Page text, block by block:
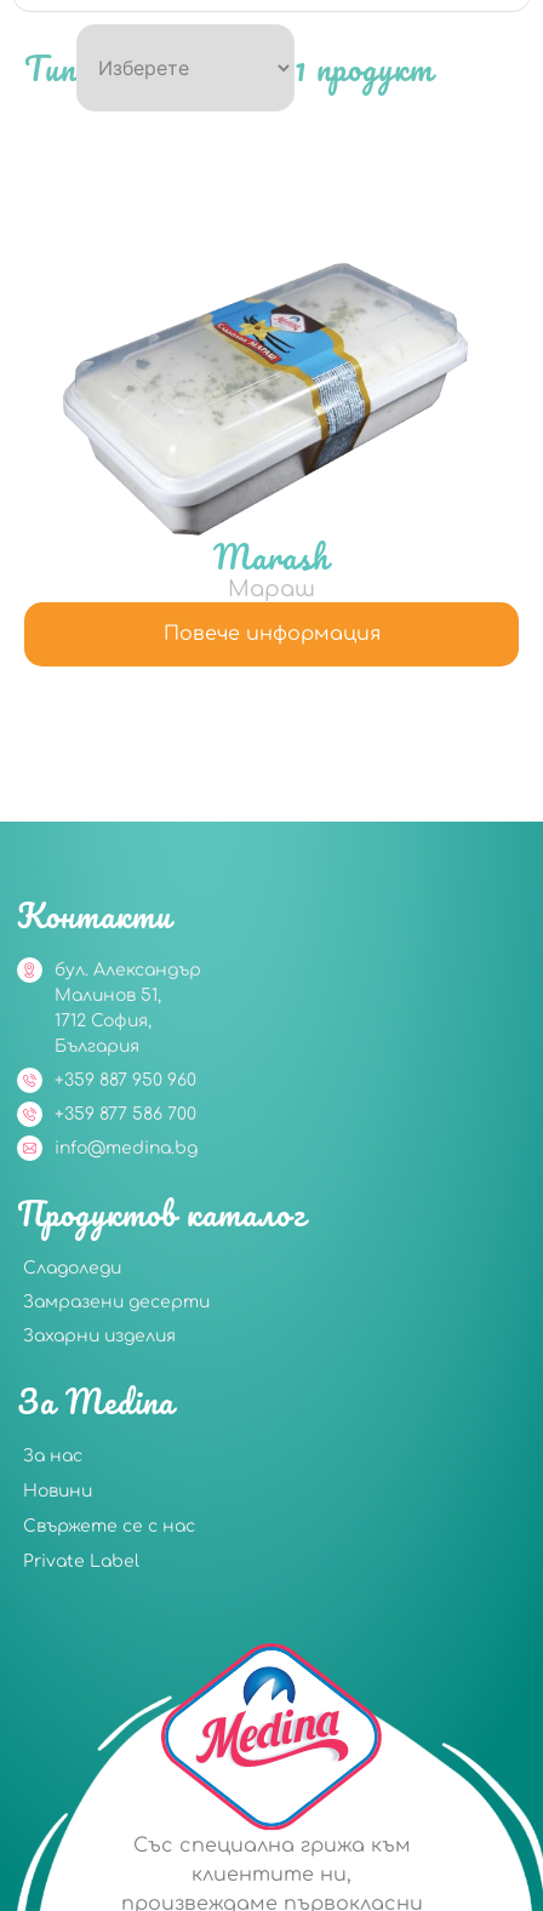
Тип 1 продукт
Marash
Mараш
Повече информация
Със специална грижа към
клиентите ни,
произвеждаме първокласни
За Medina
За нас
Новини
Свържете се с нас
Private Label
Продуктов каталог
Сладоледи
Замразени десерти
Захарни изделия
Контакти
бул. Александър
Малинов 51,
1712 София,
България
+359 887 950 960
+359 877 586 700
info@medina.bg